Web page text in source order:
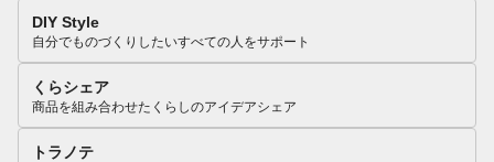
DIY Style
自分でものづくりしたいすべての人をサポート
くらシェア
商品を組み合わせたくらしのアイデアシェア
トラノテ